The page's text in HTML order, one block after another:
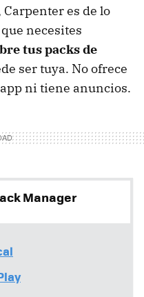
Carpenter es de lo
necesites
tus packs de
ser tuya. No ofrece
ni tiene anuncios.
Manager